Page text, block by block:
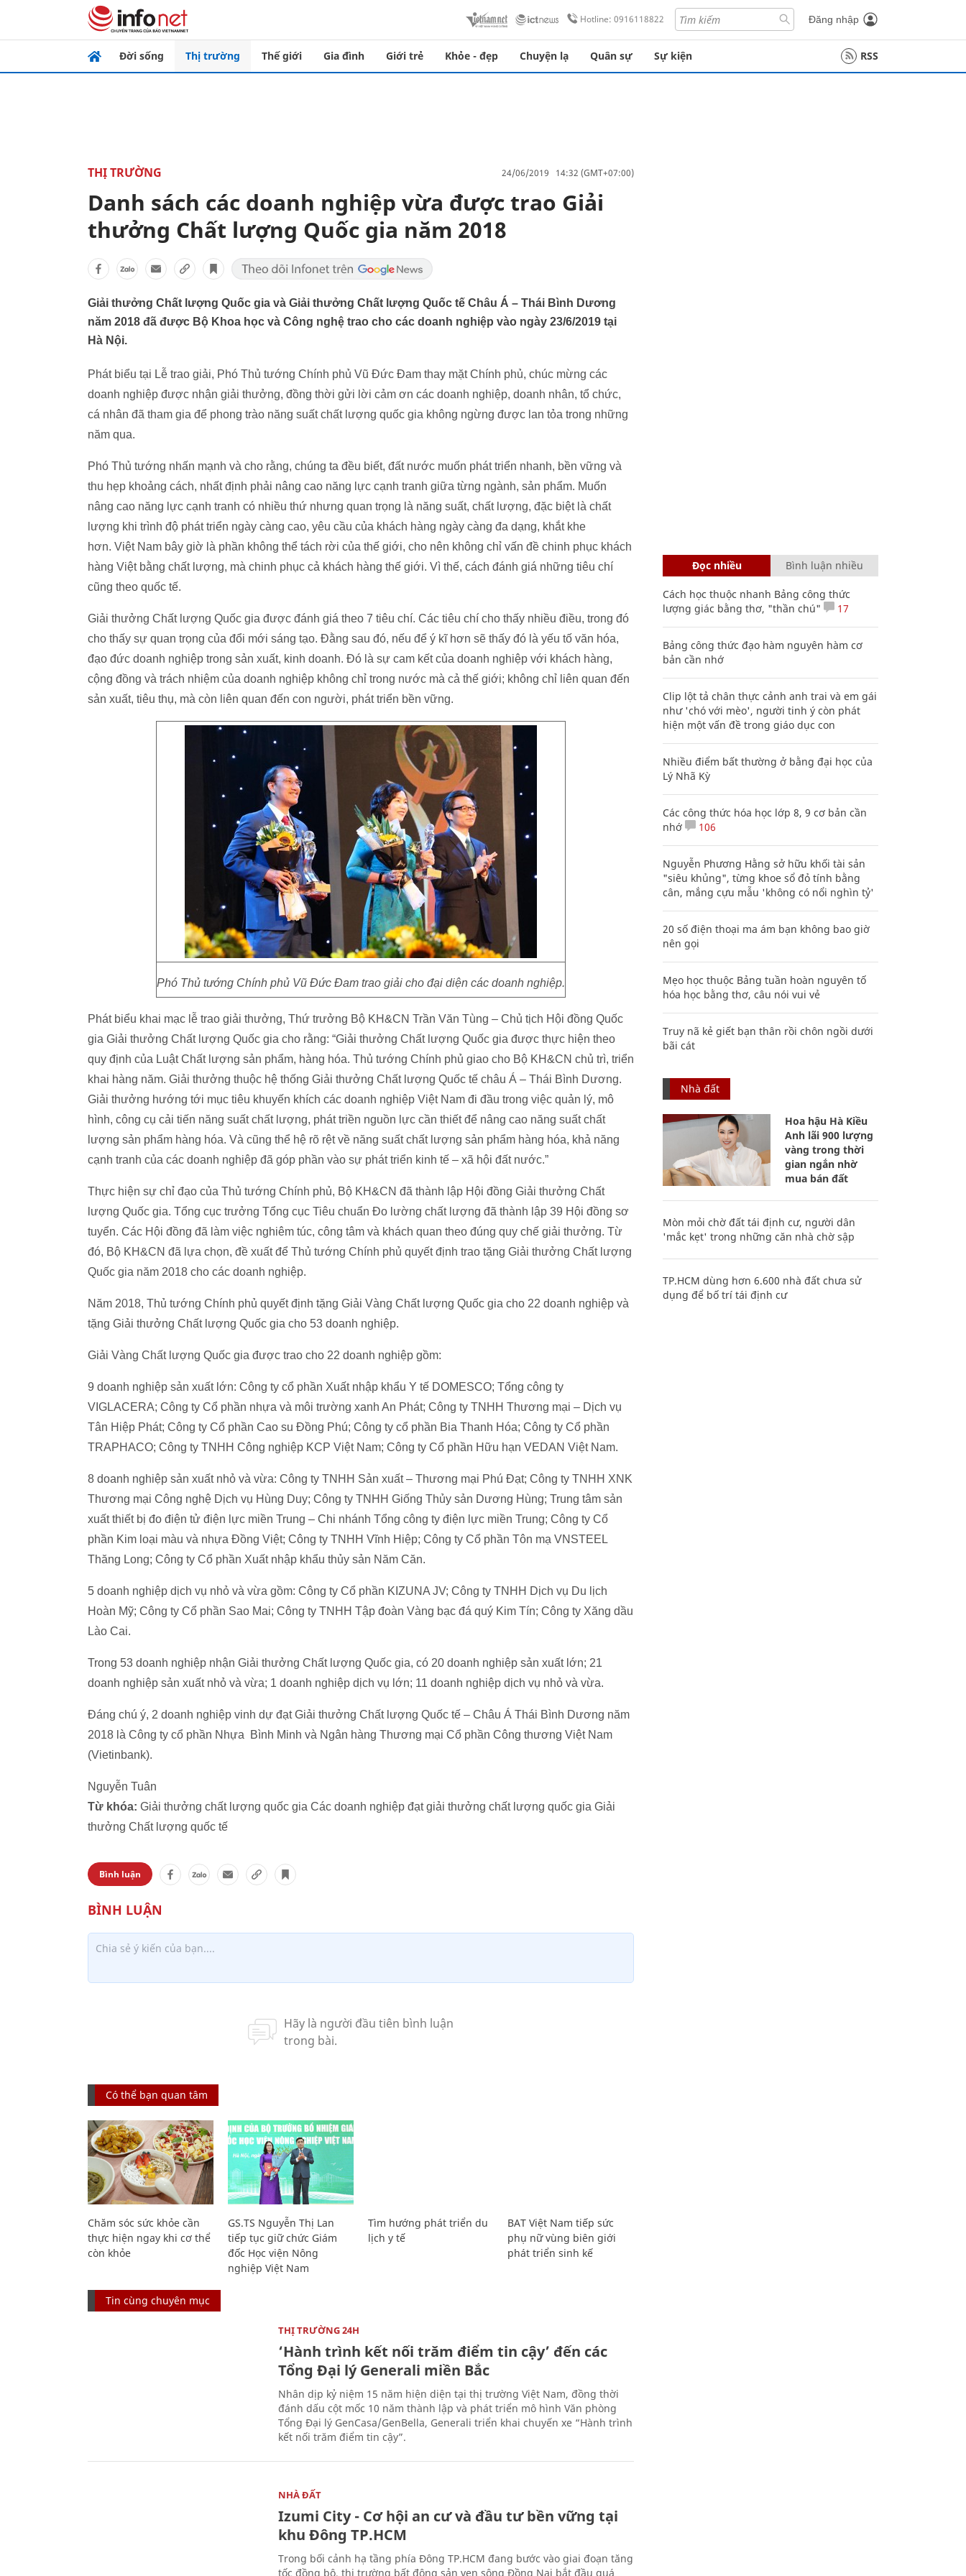
Hotline: 0916118822 Đăng nhập
Đời sống Thị trường Thế giới Gia đình Giới trẻ Khỏe - đẹp Chuyện lạ Quân sự Sự kiện RSS
THỊ TRƯỜNG 24/06/2019 14:32 (GMT+07:00)
Danh sách các doanh nghiệp vừa được trao Giải
thưởng Chất lượng Quốc gia năm 2018
Giải thưởng Chất lượng Quốc gia và Giải thưởng Chất lượng Quốc tế Châu Á – Thái Bình Dương
năm 2018 đã được Bộ Khoa học và Công nghệ trao cho các doanh nghiệp vào ngày 23/6/2019 tại
Hà Nội.
Phát biểu tại Lễ trao giải, Phó Thủ tướng Chính phủ Vũ Đức Đam thay mặt Chính phủ, chúc mừng các
doanh nghiệp được nhận giải thưởng, đồng thời gửi lời cảm ơn các doanh nghiệp, doanh nhân, tổ chức,
cá nhân đã tham gia để phong trào năng suất chất lượng quốc gia không ngừng được lan tỏa trong những
năm qua.
Phó Thủ tướng nhấn mạnh và cho rằng, chúng ta đều biết, đất nước muốn phát triển nhanh, bền vững và
thu hẹp khoảng cách, nhất định phải nâng cao năng lực cạnh tranh giữa từng ngành, sản phẩm. Muốn
nâng cao năng lực cạnh tranh có nhiều thứ nhưng quan trọng là năng suất, chất lượng, đặc biệt là chất
lượng khi trình độ phát triển ngày càng cao, yêu cầu của khách hàng ngày càng đa dạng, khắt khe
hơn. Việt Nam bây giờ là phần không thể tách rời của thế giới, cho nên không chỉ vấn đề chinh phục khách
hàng Việt bằng chất lượng, mà chinh phục cả khách hàng thế giới. Vì thế, cách đánh giá những tiêu chí
cũng theo quốc tế.
Giải thưởng Chất lượng Quốc gia được đánh giá theo 7 tiêu chí. Các tiêu chí cho thấy nhiều điều, trong đó
cho thấy sự quan trọng của đổi mới sáng tạo. Đằng sau đó, nếu để ý kĩ hơn sẽ thấy đó là yếu tố văn hóa,
đạo đức doanh nghiệp trong sản xuất, kinh doanh. Đó là sự cam kết của doanh nghiệp với khách hàng,
cộng đồng và trách nhiệm của doanh nghiệp không chỉ trong nước mà cả thế giới; không chỉ liên quan đến
sản xuất, tiêu thụ, mà còn liên quan đến con người, phát triển bền vững.
Phó Thủ tướng Chính phủ Vũ Đức Đam trao giải cho đại diện các doanh nghiệp.
Phát biểu khai mạc lễ trao giải thưởng, Thứ trưởng Bộ KH&CN Trần Văn Tùng – Chủ tịch Hội đồng Quốc
gia Giải thưởng Chất lượng Quốc gia cho rằng: “Giải thưởng Chất lượng Quốc gia được thực hiện theo
quy định của Luật Chất lượng sản phẩm, hàng hóa. Thủ tướng Chính phủ giao cho Bộ KH&CN chủ trì, triển
khai hàng năm. Giải thưởng thuộc hệ thống Giải thưởng Chất lượng Quốc tế châu Á – Thái Bình Dương.
Giải thưởng hướng tới mục tiêu khuyến khích các doanh nghiệp Việt Nam đi đầu trong việc quản lý, mô
hình, công cụ cải tiến năng suất chất lượng, phát triền nguồn lực cần thiết để nâng cao năng suất chất
lượng sản phẩm hàng hóa. Và cũng thể hệ rõ rệt về năng suất chất lượng sản phẩm hàng hóa, khả năng
cạnh tranh của các doanh nghiệp đã góp phần vào sự phát triển kinh tế – xã hội đất nước.”
Thực hiện sự chỉ đạo của Thủ tướng Chính phủ, Bộ KH&CN đã thành lập Hội đồng Giải thưởng Chất
lượng Quốc gia. Tổng cục trưởng Tổng cục Tiêu chuẩn Đo lường chất lượng đã thành lập 39 Hội đồng sơ
tuyển. Các Hội đồng đã làm việc nghiêm túc, công tâm và khách quan theo đúng quy chế giải thưởng. Từ
đó, Bộ KH&CN đã lựa chọn, đề xuất để Thủ tướng Chính phủ quyết định trao tặng Giải thưởng Chất lượng
Quốc gia năm 2018 cho các doanh nghiệp.
Năm 2018, Thủ tướng Chính phủ quyết định tặng Giải Vàng Chất lượng Quốc gia cho 22 doanh nghiệp và
tặng Giải thưởng Chất lượng Quốc gia cho 53 doanh nghiệp.
Giải Vàng Chất lượng Quốc gia được trao cho 22 doanh nghiệp gồm:
9 doanh nghiệp sản xuất lớn: Công ty cổ phần Xuất nhập khẩu Y tế DOMESCO; Tổng công ty
VIGLACERA; Công ty Cổ phần nhựa và môi trường xanh An Phát; Công ty TNHH Thương mại – Dịch vụ
Tân Hiệp Phát; Công ty Cổ phần Cao su Đồng Phú; Công ty cổ phần Bia Thanh Hóa; Công ty Cổ phần
TRAPHACO; Công ty TNHH Công nghiệp KCP Việt Nam; Công ty Cổ phần Hữu hạn VEDAN Việt Nam.
8 doanh nghiệp sản xuất nhỏ và vừa: Công ty TNHH Sản xuất – Thương mại Phú Đạt; Công ty TNHH XNK
Thương mại Công nghệ Dịch vụ Hùng Duy; Công ty TNHH Giống Thủy sản Dương Hùng; Trung tâm sản
xuất thiết bị đo điện tử điện lực miền Trung – Chi nhánh Tổng công ty điện lực miền Trung; Công ty Cổ
phần Kim loại màu và nhựa Đồng Việt; Công ty TNHH Vĩnh Hiệp; Công ty Cổ phần Tôn mạ VNSTEEL
Thăng Long; Công ty Cổ phần Xuất nhập khẩu thủy sản Năm Căn.
5 doanh nghiệp dịch vụ nhỏ và vừa gồm: Công ty Cổ phần KIZUNA JV; Công ty TNHH Dịch vụ Du lịch
Hoàn Mỹ; Công ty Cổ phần Sao Mai; Công ty TNHH Tập đoàn Vàng bạc đá quý Kim Tín; Công ty Xăng dầu
Lào Cai.
Trong 53 doanh nghiệp nhận Giải thưởng Chất lượng Quốc gia, có 20 doanh nghiệp sản xuất lớn; 21
doanh nghiệp sản xuất nhỏ và vừa; 1 doanh nghiệp dịch vụ lớn; 11 doanh nghiệp dịch vụ nhỏ và vừa.
Đáng chú ý, 2 doanh nghiệp vinh dự đạt Giải thưởng Chất lượng Quốc tế – Châu Á Thái Bình Dương năm
2018 là Công ty cổ phần Nhựa Bình Minh và Ngân hàng Thương mại Cổ phần Công thương Việt Nam
(Vietinbank).
Nguyễn Tuân
Từ khóa: Giải thưởng chất lượng quốc gia Các doanh nghiệp đạt giải thưởng chất lượng quốc gia Giải
thưởng Chất lượng quốc tế
Bình luận
Có thể bạn quan tâm
Chăm sóc sức khỏe cần
thực hiện ngay khi cơ thể
còn khỏe
GS.TS Nguyễn Thị Lan
tiếp tục giữ chức Giám
đốc Học viện Nông
nghiệp Việt Nam
Tìm hướng phát triển du
lịch y tế
BAT Việt Nam tiếp sức
phụ nữ vùng biên giới
phát triển sinh kế
Tin cùng chuyên mục
THỊ TRƯỜNG 24H
‘Hành trình kết nối trăm điểm tin cậy’ đến các
Tổng Đại lý Generali miền Bắc
Nhân dịp kỷ niệm 15 năm hiện diện tại thị trường Việt Nam, đồng thời
đánh dấu cột mốc 10 năm thành lập và phát triển mô hình Văn phòng
Tổng Đại lý GenCasa/GenBella, Generali triển khai chuyến xe “Hành trình
kết nối trăm điểm tin cậy”.
NHÀ ĐẤT
Izumi City - Cơ hội an cư và đầu tư bền vững tại
khu Đông TP.HCM
Trong bối cảnh hạ tầng phía Đông TP.HCM đang bước vào giai đoạn tăng
tốc đồng bộ, thị trường bất động sản ven sông Đồng Nai bắt đầu quá
Đọc nhiều Bình luận nhiều
Cách học thuộc nhanh Bảng công thức
lượng giác bằng thơ, "thần chú"
17
Bảng công thức đạo hàm nguyên hàm cơ
bản cần nhớ
Clip lột tả chân thực cảnh anh trai và em gái
như 'chó với mèo', người tinh ý còn phát
hiện một vấn đề trong giáo dục con
Nhiều điểm bất thường ở bằng đại học của
Lý Nhã Kỳ
Các công thức hóa học lớp 8, 9 cơ bản cần
nhớ
106
Nguyễn Phương Hằng sở hữu khối tài sản
"siêu khủng", từng khoe sổ đỏ tính bằng
cân, mắng cựu mẫu 'không có nổi nghìn tỷ'
20 số điện thoại ma ám bạn không bao giờ
nên gọi
Mẹo học thuộc Bảng tuần hoàn nguyên tố
hóa học bằng thơ, câu nói vui vẻ
Truy nã kẻ giết bạn thân rồi chôn ngồi dưới
bãi cát
Nhà đất
Hoa hậu Hà Kiều
Anh lãi 900 lượng
vàng trong thời
gian ngắn nhờ
mua bán đất
Mòn mỏi chờ đất tái định cư, người dân
'mắc kẹt' trong những căn nhà chờ sập
TP.HCM dùng hơn 6.600 nhà đất chưa sử
dụng để bố trí tái định cư